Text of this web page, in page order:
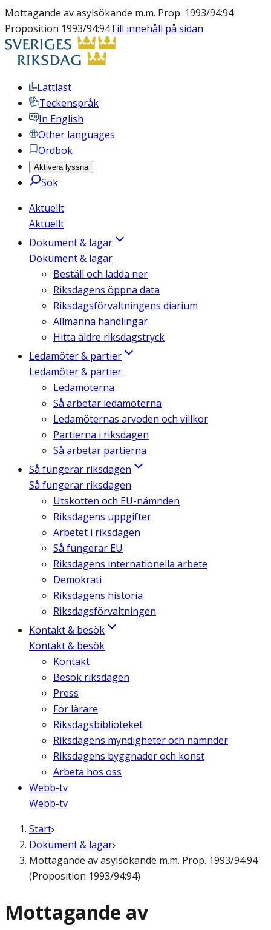
Mottagande av asylsökande m.m. Prop. 1993/94:94
Proposition 1993/94:94Till innehåll på sidan
Lättläst
Teckenspråk
In English
Other languages
Ordbok
Aktivera lyssna
Sök
Aktuellt
Aktuellt
Dokument & lagar
Dokument & lagar
Beställ och ladda ner
Riksdagens öppna data
Riksdagsförvaltningens diarium
Allmänna handlingar
Hitta äldre riksdagstryck
Ledamöter & partier
Ledamöter & partier
Ledamöterna
Så arbetar ledamöterna
Ledamöternas arvoden och villkor
Partierna i riksdagen
Så arbetar partierna
Så fungerar riksdagen
Så fungerar riksdagen
Utskotten och EU-nämnden
Riksdagens uppgifter
Arbetet i riksdagen
Så fungerar EU
Riksdagens internationella arbete
Demokrati
Riksdagens historia
Riksdagsförvaltningen
Kontakt & besök
Kontakt & besök
Kontakt
Besök riksdagen
Press
För lärare
Riksdagsbiblioteket
Riksdagens myndigheter och nämnder
Riksdagens byggnader och konst
Arbeta hos oss
Webb-tv
Webb-tv
Start
Dokument & lagar
Mottagande av asylsökande m.m. Prop. 1993/94:94
(Proposition 1993/94:94)
Mottagande av